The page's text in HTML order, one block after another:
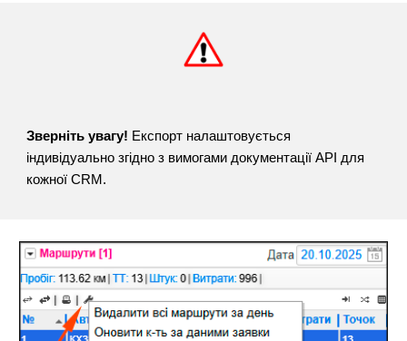
Зверніть увагу! Експорт налаштовується
індивідуально згідно з вимогами документації АРІ для
кожної CRM.